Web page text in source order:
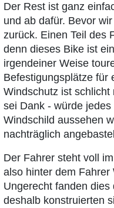
Der Rest ist ganz
und ab dafür. Bevor
zurück. Einen Teil des
denn dieses Bike ist
irgendeiner Weise
Befestigungsplätze für
Windschutz ist
sei Dank - würde
Windschild aussehen
nachträglich
Der Fahrer steht voll
also hinter dem
Ungerecht fanden
deshalb konstruierten